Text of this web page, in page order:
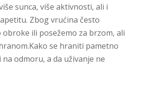
sunca, više aktivnosti, ali i
Zbog vrućina često
obroke ili posežemo za brzom, ali
se hraniti pametno
odmoru, a da uživanje ne